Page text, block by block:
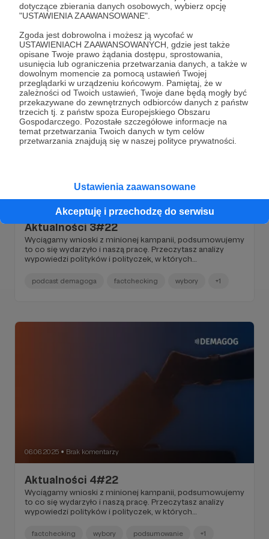
dotyczące zbierania danych osobowych, wybierz opcję
"USTAWIENIA ZAAWANSOWANE".
Zgoda jest dobrowolna i możesz ją wycofać w
USTAWIENIACH ZAAWANSOWANYCH, gdzie jest także
opisane Twoje prawo żądania dostępu, sprostowania,
usunięcia lub ograniczenia przetwarzania danych, a także w
dowolnym momencie za pomocą ustawień Twojej
przeglądarki w urządzeniu końcowym. Pamiętaj, że w
zależności od Twoich ustawień, Twoje dane będą mogły być
przekazywane do zewnętrznych odbiorców danych z państw
trzecich tj. z państw spoza Europejskiego Obszaru
Gospodarczego. Pozostałe szczegółowe informacje na
temat przetwarzania Twoich danych w tym celów
przetwarzania znajdują się w naszej polityce prywatności.
Ustawienia zaawansowane
Akceptuję i przechodzę do serwisu
wypowiedzi polityków i polityczek, w których
podejmowane były takie tematy: Kto może skrócić
likwidacji? I co z Funduszem Medycznym?
06.06.2025 ● Brak komentarzy
Aktualności 3#22
Wyciągamy wnioski z minionej kampanii, podsumowujemy
to co się wydarzyło i naszą pracę. Przeczytasz analizy
wypowiedzi polityków i polityczek, w których
kadencję Sejmu? Pakt migracyjny w Rumunii? Onet do
likwidacji? I co z Funduszem Medycznym? Dla Ciebie
podcast demagoga factchecking wybory +1
06.06.2025 ● Brak komentarzy
Aktualności 4#22
Wyciągamy wnioski z minionej kampanii, podsumowujemy
to co się wydarzyło i naszą pracę. Przeczytasz analizy
wypowiedzi polityków i polityczek, w których
kadencję Sejmu? Pakt migracyjny w Rumunii? Onet do
factchecking wybory podsumowanie +1